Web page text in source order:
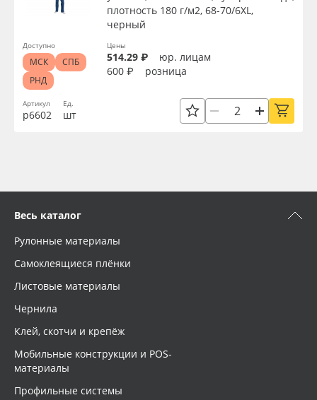
Артикул
р6602
плотность 180 г/м2, 68-70/6XL,
черный
Ед.
шт
Цены
514.29 ₽
юр. лицам
600 ₽
розница
Доступно
МСК
СПБ
РНД
Весь каталог
Рулонные материалы
Самоклеящиеся плёнки
Листовые материалы
Чернила
Клей, скотчи и крепёж
Мобильные конструкции и POS-
материалы
Профильные системы